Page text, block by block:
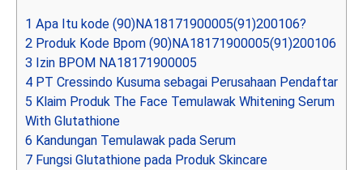
1 Apa Itu kode (90)NA18171900005(91)200106?
2 Produk Kode Bpom (90)NA18171900005(91)200106
3 Izin BPOM NA18171900005
4 PT Cressindo Kusuma sebagai Perusahaan Pendaftar
5 Klaim Produk The Face Temulawak Whitening Serum
With Glutathione
6 Kandungan Temulawak pada Serum
7 Fungsi Glutathione pada Produk Skincare